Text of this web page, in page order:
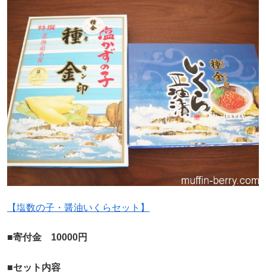
【塩数の子・醤油いくらセット】
■寄付金 10000円
■セット内容